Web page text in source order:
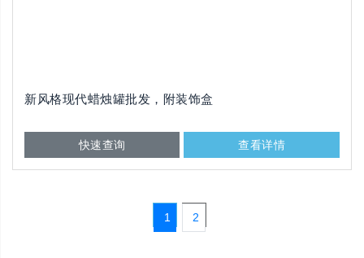
新风格现代蜡烛罐批发，附装饰盒
快速查询 查看详情
1 2